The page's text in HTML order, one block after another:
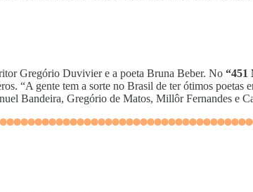
Gregório Duvivier e a poeta Bruna Beber. No “451
“A gente tem a sorte no Brasil de ter ótimos
Bandeira, Gregório de Matos, Millôr Fernandes e